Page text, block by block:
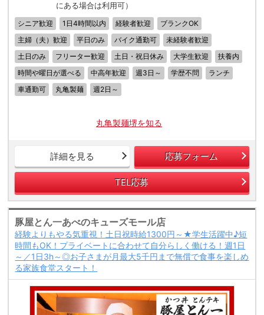
にある場合は利用可）
シニア歓迎 1日4時間以内 経験者歓迎
ブランクOK
主婦（夫）歓迎
平日のみ バイク通勤可
未経験者歓迎
土日のみ
フリーター歓迎 土日・祝日休み 大学生歓迎
扶養内
時間や曜日が選べる
中高年歓迎 週3日～ 学歴不問
ランチ
車通勤可
丸亀製麺 週2日～
丸亀製麺堺を知る
詳細を見る 応募フォーム
TEL応募
豚屋とん一あべのキューズモール店
経験よりもやる気重視！土日祝時給1300円～★学生活躍中♪短
時間もOK！プライベートに合わせて自分らしく働ける！週1日
～／1日3h～◎お子さまが月最大5千円まで無償で食事を楽しめ
る家族食堂スタート！